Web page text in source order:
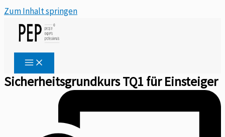
Zum Inhalt springen
Sicherheitsgrundkurs TQ1 für Einsteiger